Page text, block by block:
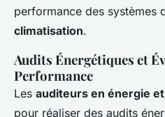
performance des systèmes
climatisation.
Audits Énergétiques et
Performance
Les auditeurs en énergie
pour réaliser des audits